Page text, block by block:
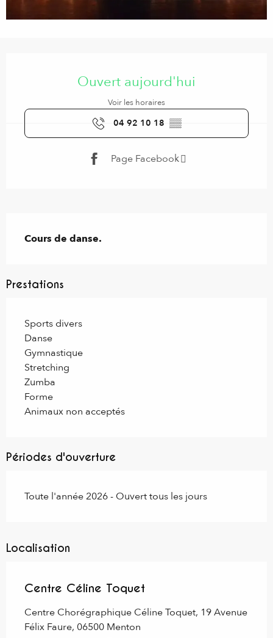
Ouvert aujourd'hui
Voir les horaires
04 92 10 18 ▒▒
Page Facebook
Cours de danse.
Prestations
Sports divers
Danse
Gymnastique
Stretching
Zumba
Forme
Animaux non acceptés
Périodes d'ouverture
Toute l'année 2026 - Ouvert tous les jours
Localisation
Centre Céline Toquet
Centre Chorégraphique Céline Toquet, 19 Avenue
Félix Faure, 06500 Menton